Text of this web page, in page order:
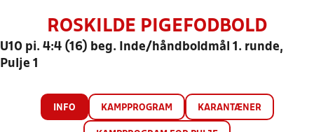
ROSKILDE PIGEFODBOLD
U10 pi. 4:4 (16) beg. Inde/håndboldmål 1. runde,
Pulje 1
INFO KAMPPROGRAM KARANTÆNER